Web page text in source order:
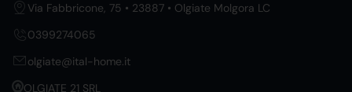
Via Fabbricone, 75 • 23887 • Olgiate Molgora LC
0399274065
olgiate@ital-home.it
OLGIATE 21 SRL